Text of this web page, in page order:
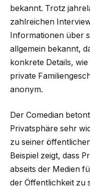
bekannt. Trotz
zahlreichen
Informationen über
allgemein bekannt,
konkrete Details,
private
anonym.
Der Comedian
Privatsphäre sehr
zu seiner
Beispiel zeigt, dass
abseits der Medien
der Öffentlichkeit zu